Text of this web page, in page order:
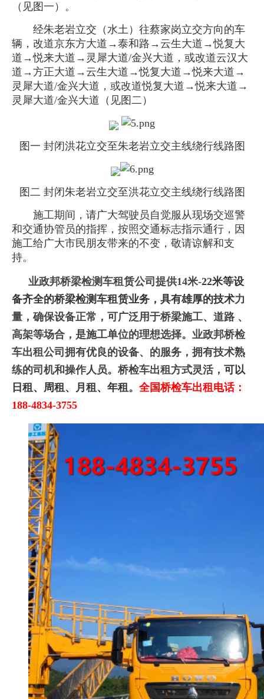
（见图一）。
经朱老岩立交（水土）往蔡家岗立交方向的车
辆，改道京东方大道→泰和路→云生大道→悦复大
道→悦来大道→灵犀大道/金兴大道，或改道云汉大
道→方正大道→云生大道→悦复大道→悦来大道→
灵犀大道/金兴大道，或改道悦复大道→悦来大道→
灵犀大道/金兴大道（见图二）
图一 封闭洪花立交至朱老岩立交主线绕行线路图
图二 封闭朱老岩立交至洪花立交主线绕行线路图
施工期间，请广大驾驶员自觉服从现场交巡警
和交通协管员的指挥，按照交通标志指示通行，因
施工给广大市民朋友带来的不变，敬请谅解和支
持。
业政邦桥梁检测车租赁公司提供14米-22米等设
备齐全的桥梁检测车租赁业务，具有雄厚的技术力
量，确保设备正常，可广泛用于桥梁施工、道路 、
高架等场合，是施工单位的理想选择。业政邦桥检
车出租公司拥有优良的设备、的服务，拥有技术熟
练的司机和操作人员。桥检车出租方式灵活， 可以
日租、周租、月租、年租。 全国桥检车出租电话：
188-4834-3755